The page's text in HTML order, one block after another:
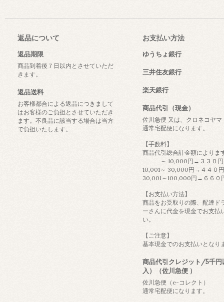
返品について
返品期限
商品到着後７日以内とさせていただ
きます。
返品送料
お客様都合による返品につきまして
はお客様のご負担とさせていただき
ます。不良品に該当する場合は当方
で負担いたします。
お支払い方法
ゆうちょ銀行
三井住友銀行
楽天銀行
商品代引（現金）
佐川急便 又は、クロネコヤマ
通常宅配便になります。
【手数料】
商品代引総合計金額によりま
～ 10,000円→３３０円
10,001～ 30,000円→４４０円
30,001～100,000円→６６０
【お支払い方法】
商品をお受取りの際、配達ド
ーさんに代金を現金でお支払
い。
【ご注意】
基本現金でのお支払いとなり
商品代引クレジット/5千円
入）（佐川急便 ）
佐川急便（e-コレクト）
通常宅配便になります。